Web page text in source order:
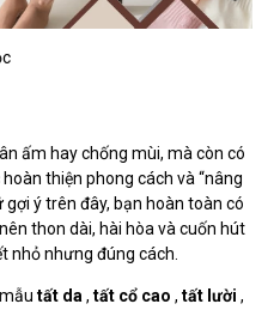
ấm hay chống mùi, mà còn có
thiện phong cách và “nâng
gợi ý trên đây, bạn hoàn toàn có
thon dài, hài hòa và cuốn hút
nhỏ nhưng đúng cách.
tất da , tất cổ cao , tất lười ,